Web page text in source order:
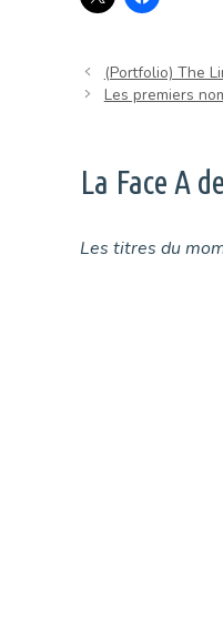
(Portfolio) The
Les premiers
La Face A
Les titres du